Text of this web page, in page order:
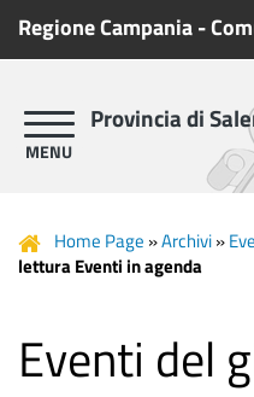
Regione Campania-
Provincia di
Home Page »Archivi»
lettura Eventi in agenda
Eventi del